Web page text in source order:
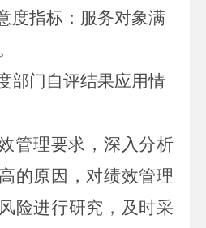
度指标：服务对象满
部门自评结果应用情
管理要求，深入分析
的原因，对绩效管理
险进行研究，及时采